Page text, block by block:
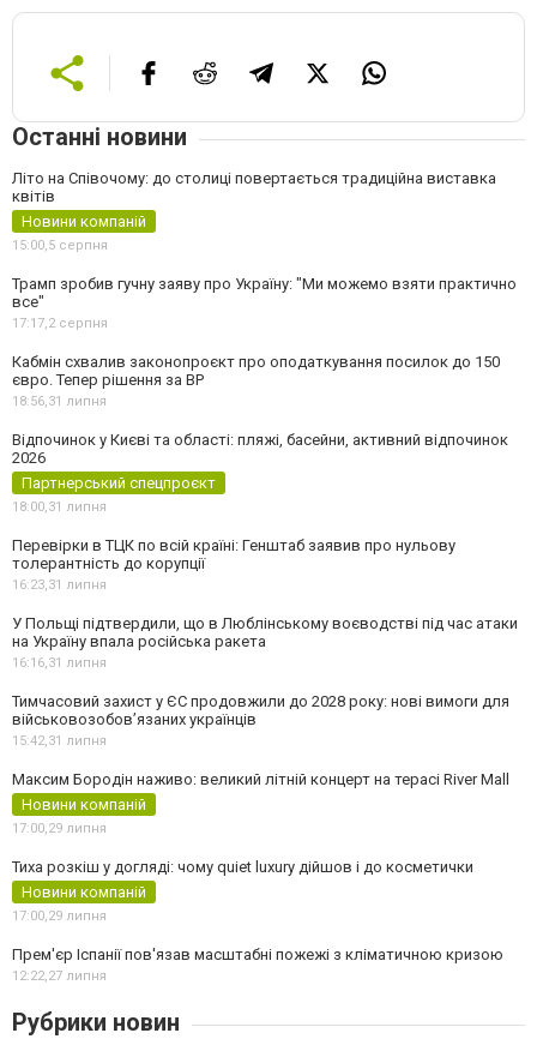
Останні новини
Літо на Співочому: до столиці повертається традиційна виставка
квітів
Новини компаній
15:00,5 серпня
Трамп зробив гучну заяву про Україну: "Ми можемо взяти практично
все"
17:17,2 серпня
Кабмін схвалив законопроєкт про оподаткування посилок до 150
євро. Тепер рішення за ВР
18:56,31 липня
Відпочинок у Києві та області: пляжі, басейни, активний відпочинок
2026
Партнерський спецпроєкт
18:00,31 липня
Перевірки в ТЦК по всій країні: Генштаб заявив про нульову
толерантність до корупції
16:23,31 липня
У Польщі підтвердили, що в Люблінському воєводстві під час атаки
на Україну впала російська ракета
16:16,31 липня
Тимчасовий захист у ЄС продовжили до 2028 року: нові вимоги для
військовозобов’язаних українців
15:42,31 липня
Максим Бородін наживо: великий літній концерт на терасі River Mall
Новини компаній
17:00,29 липня
Тиха розкіш у догляді: чому quiet luxury дійшов і до косметички
Новини компаній
17:00,29 липня
Прем'єр Іспанії пов'язав масштабні пожежі з кліматичною кризою
12:22,27 липня
Рубрики новин